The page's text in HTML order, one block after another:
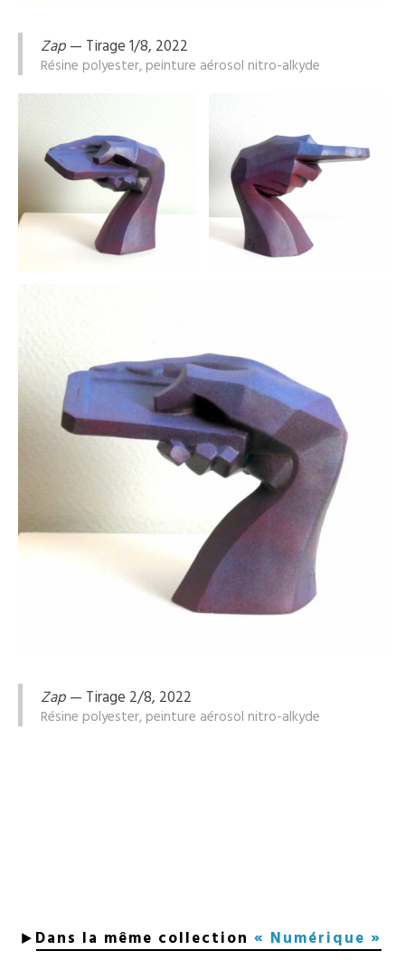
Zap— Tirage 1/8, 2022
Résine polyester, peinture aérosol nitro-alkyde
Zap— Tirage 2/8, 2022
Résine polyester, peinture aérosol nitro-alkyde
Dans la même collection « Numérique »